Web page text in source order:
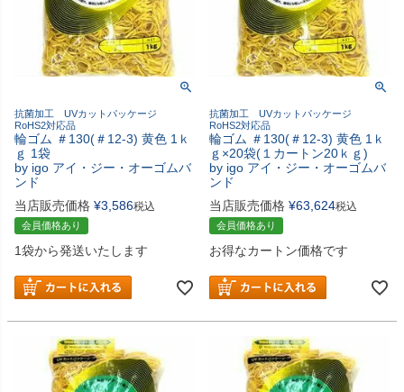
抗菌加工 UVカットパッケージ
RoHS2対応品
輪ゴム ＃130(＃12-3) 黄色 1ｋ
ｇ 1袋
by igo アイ・ジー・オーゴムバ
ンド
当店販売価格 ¥3,586税込
会員価格あり
1袋から発送いたします
抗菌加工 UVカットパッケージ
RoHS2対応品
輪ゴム ＃130(＃12-3) 黄色 1ｋ
ｇ×20袋(１カートン20ｋｇ)
by igo アイ・ジー・オーゴムバ
ンド
当店販売価格 ¥63,624税込
会員価格あり
お得なカートン価格です